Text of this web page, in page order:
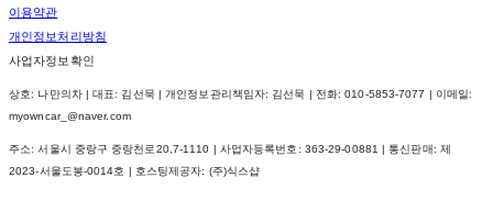
이용약관
개인정보처리방침
사업자정보확인
상호: 나만의차 | 대표: 김선묵 | 개인정보관리책임자: 김선묵 | 전화: 010-5853-7077 | 이메일:
myowncar_@naver.com
주소: 서울시 중랑구 중랑천로20,7-1110 | 사업자등록번호: 363-29-00881 | 통신판매: 제
2023-서울도봉-0014호
| 호스팅제공자: (주)식스샵